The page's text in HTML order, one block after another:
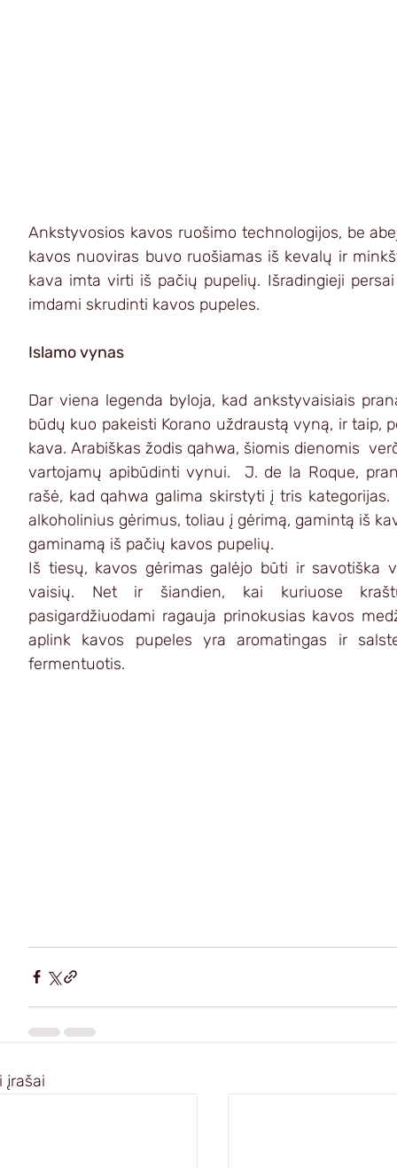
Ankstyvosios kavos ruošimo technologijos, be
kavos nuoviras buvo ruošiamas iš kevalų ir
kava imta virti iš pačių pupelių. Išradingieji
imdami skrudinti kavos pupeles.
Islamo vynas
Dar viena legenda byloja, kad ankstyvaisiais
būdų kuo pakeisti Korano uždraustą vyną, ir taip,
kava. Arabiškas žodis qahwa, šiomis dienomis
vartojamų apibūdinti vynui.  J. de la Roque,
rašė, kad qahwa galima skirstyti į tris
alkoholinius gėrimus, toliau į gėrimą, gamintą iš
gaminamą iš pačių kavos pupelių.
Iš tiesų, kavos gėrimas galėjo būti ir savotiška
vaisių. Net ir šiandien, kai kuriuose
pasigardžiuodami ragauja prinokusias kavos
aplink kavos pupeles yra aromatingas ir
fermentuotis.
įrašai